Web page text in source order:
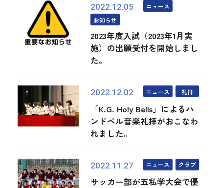
2022.12.05
ニュース
お知らせ
2023年度入試（2023年1月実
施）の出願受付を開始しまし
た。
2022.12.02 ニュース 礼拝
「K.G. Holy Bells」によるハ
ンドベル音楽礼拝がおこなわ
れました。
2022.11.27 ニュース クラブ
サッカー部が五私学大会で優